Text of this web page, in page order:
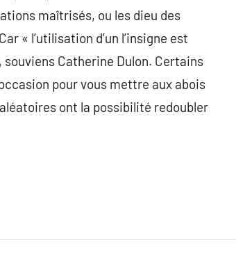
maîtrisés, ou les dieu des
« l’utilisation d’un l’insigne est
Catherine Dulon. Certains
pour vous mettre aux abois
ont la possibilité redoubler